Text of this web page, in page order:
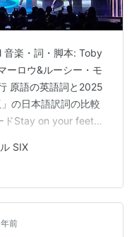
楽・詞・脚本: Toby
ーロウ&ルーシー・モ
原語の英語詞と2025
の日本語訳詞の比較
ドStay on your feet—
スGet your phones
からは撮影もOK キ
SIX
前